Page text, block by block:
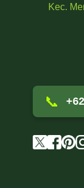
Kec.
📞